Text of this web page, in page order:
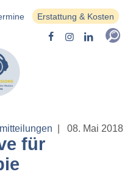
Erstattung & Kosten
|08. Mai 2018
für